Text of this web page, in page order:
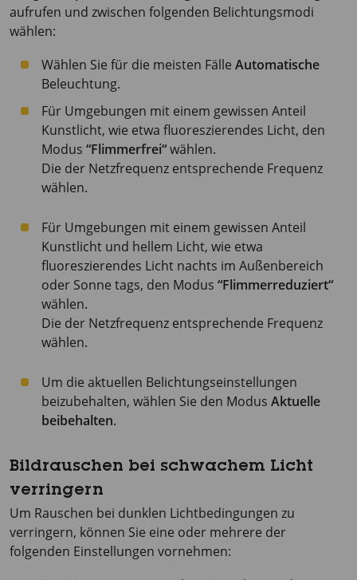
aufrufen und zwischen folgenden Belichtungsmodi
wählen:
Wählen Sie für die meisten Fälle Automatische
Beleuchtung.
Für Umgebungen mit einem gewissen Anteil
Kunstlicht, wie etwa fluoreszierendes Licht, den
Modus “Flimmerfrei“wählen.
Die der Netzfrequenz entsprechende Frequenz
wählen.
Für Umgebungen mit einem gewissen Anteil
Kunstlicht und hellem Licht, wie etwa
fluoreszierendes Licht nachts im Außenbereich
oder Sonne tags, den Modus “Flimmerreduziert“
wählen.
Die der Netzfrequenz entsprechende Frequenz
wählen.
Um die aktuellen Belichtungseinstellungen
beizubehalten, wählen Sie den Modus Aktuelle
beibehalten.
Bildrauschen bei schwachem Licht
verringern
Um Rauschen bei dunklen Lichtbedingungen zu
verringern, können Sie eine oder mehrere der
folgenden Einstellungen vornehmen: